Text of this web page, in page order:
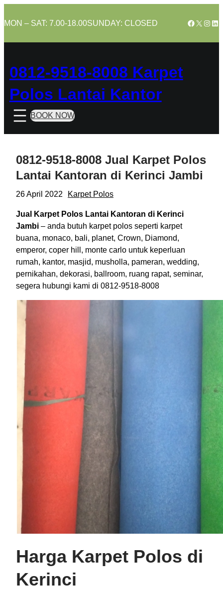
to
MON – SAT: 7.00-18.00SUNDAY: CLOSED Facebook
X
0812-9518-8008 Karpet
Polos Lantai Kantor
BOOK NOW
0812-9518-8008 Jual Karpet Polos
Lantai Kantoran di Kerinci Jambi
26 April 2022 Karpet Polos
Jual Karpet Polos Lantai Kantoran di Kerinci
Jambi – anda butuh karpet polos seperti karpet
buana, monaco, bali, planet, Crown, Diamond,
emperor, coper hill, monte carlo untuk keperluan
rumah, kantor, masjid, musholla, pameran, wedding,
pernikahan, dekorasi, ballroom, ruang rapat, seminar,
segera hubungi kami di 0812-9518-8008
Harga Karpet Polos di
Kerinci